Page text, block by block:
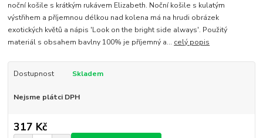
noční košile s krátkým rukávem Elizabeth. Noční košile s kulatým
výstřihem a příjemnou délkou nad kolena má na hrudi obrázek
exotických květů a nápis 'Look on the bright side always'. Použitý
materiál s obsahem bavlny 100% je příjemný a... celý popis
Dostupnost Skladem
Nejsme plátci DPH
317 Kč